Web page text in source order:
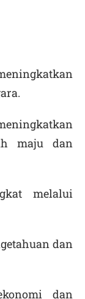
maju dan
melalui
dan
dan